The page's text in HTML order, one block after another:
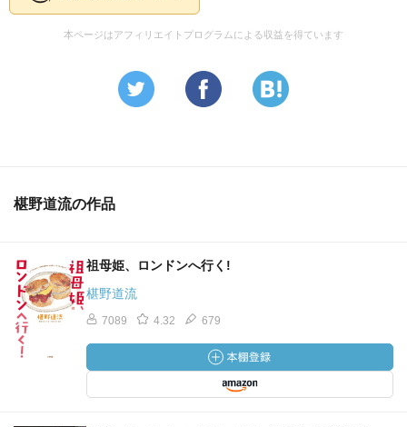
本ページはアフィリエイトプログラムによる収益を得ています
椹野道流の作品
祖母姫、ロンドンへ行く!
椹野道流
7089 4.32 679